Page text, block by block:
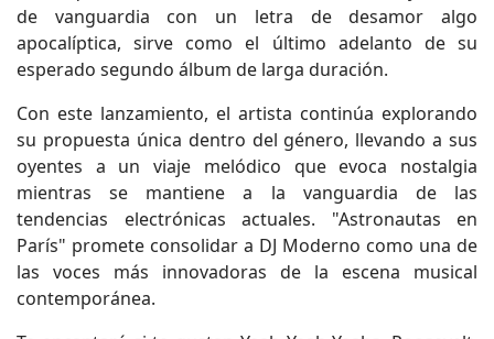
de vanguardia con un letra de desamor algo
apocalíptica, sirve como el último adelanto de su
esperado segundo álbum de larga duración.
Con este lanzamiento, el artista continúa explorando
su propuesta única dentro del género, llevando a sus
oyentes a un viaje melódico que evoca nostalgia
mientras se mantiene a la vanguardia de las
tendencias electrónicas actuales. "Astronautas en
París" promete consolidar a DJ Moderno como una de
las voces más innovadoras de la escena musical
contemporánea.